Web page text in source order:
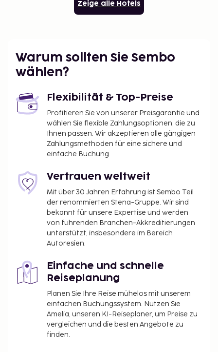
Zeige alle Hotels
Warum sollten Sie Sembo
wählen?
Flexibilität & Top-Preise
Profitieren Sie von unserer Preisgarantie und
wählen Sie flexible Zahlungsoptionen, die zu
Ihnen passen. Wir akzeptieren alle gängigen
Zahlungsmethoden für eine sichere und
einfache Buchung.
Vertrauen weltweit
Mit über 30 Jahren Erfahrung ist Sembo Teil
der renommierten Stena-Gruppe. Wir sind
bekannt für unsere Expertise und werden
von führenden Branchen-Akkreditierungen
unterstützt, insbesondere im Bereich
Autoresien.
Einfache und schnelle
Reiseplanung
Planen Sie Ihre Reise mühelos mit unserem
einfachen Buchungssystem. Nutzen Sie
Amelia, unseren KI-Reiseplaner, um Preise zu
vergleichen und die besten Angebote zu
finden.